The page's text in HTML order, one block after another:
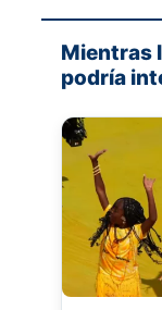
Mientras
podría